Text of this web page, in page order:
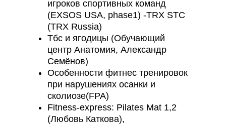
игроков спортивных команд
(EXSOS USA, phase1) -TRX STC
(TRX Russia)
Тбс и ягодицы (Обучающий
центр Анатомия, Александр
Семёнов)
Особенности фитнес тренировок
при нарушениях осанки и
сколиозе(FPA)
Fitness-express: Pilates Mat 1,2
(Любовь Каткова),